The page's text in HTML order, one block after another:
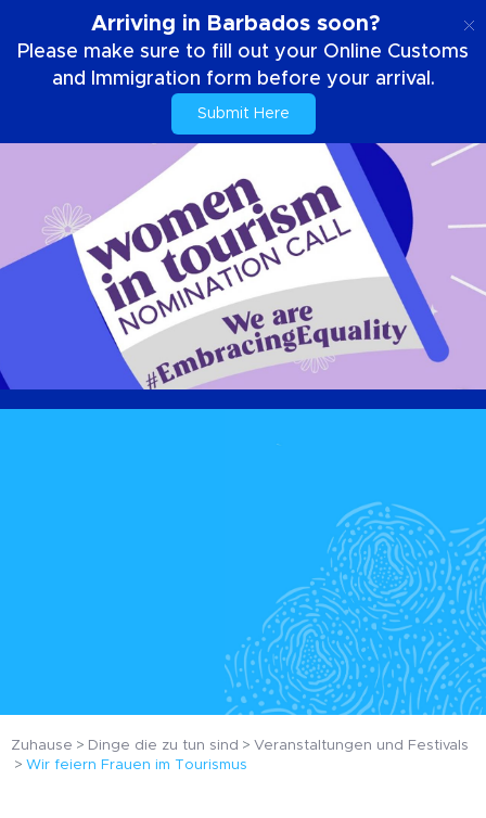
Arriving in Barbados soon?
Please make sure to fill out your Online Customs
and Immigration form before your arrival.
Submit Here
Zuhause Dinge die zu tun sind
Veranstaltungen und Festivals
Wir feiern Frauen im Tourismus